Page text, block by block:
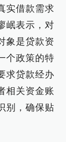
实借款需求
岷表示，对
象是贷款资
个政策的特
求贷款经办
相关资金账
别，确保贴